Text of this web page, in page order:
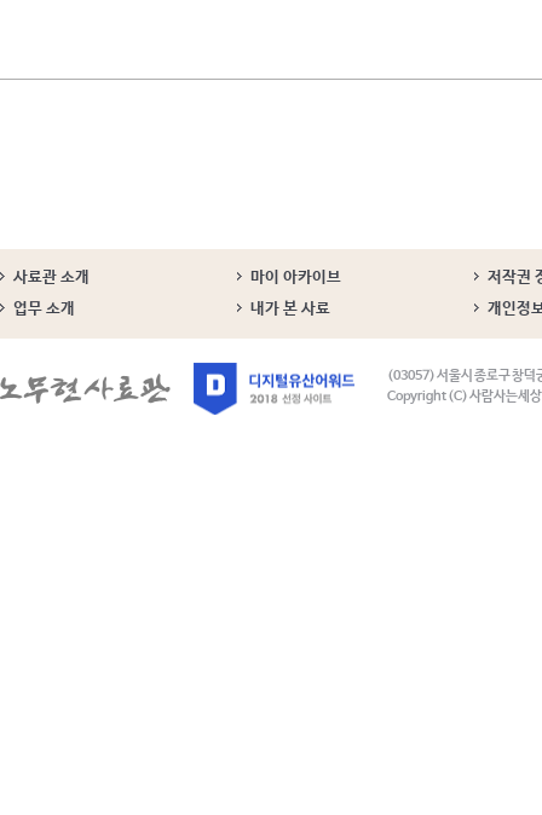
사료관 소개 마이 아카이브
저작권
업무 소개
내가 본 사료 개인정
(03057) 서울시 종로구 창덕
Copyright (C) 사람사는세